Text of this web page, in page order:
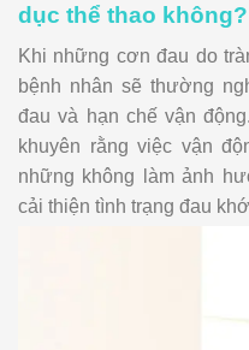
dục thể thao không?
Khi những cơn đau do
bệnh nhân sẽ thường
đau và hạn chế vận
khuyên rằng việc vận
những không làm ảnh
cải thiện tình trạng đau